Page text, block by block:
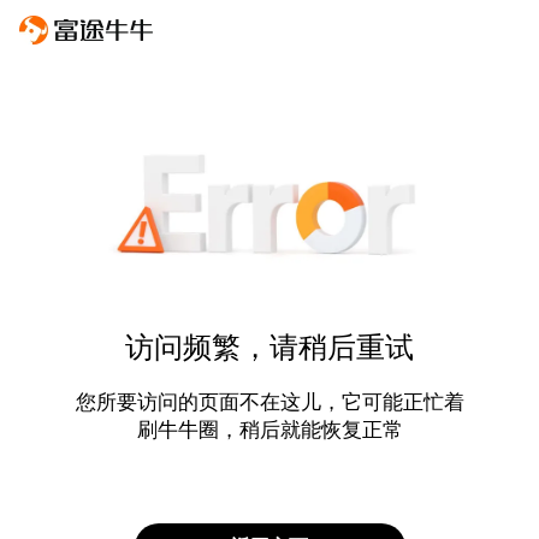
访问频繁，请稍后重试
您所要访问的页面不在这儿，它可能正忙着
刷牛牛圈，稍后就能恢复正常